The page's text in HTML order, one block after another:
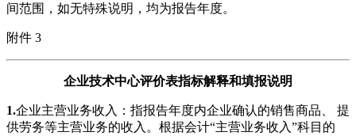
间范围，如无特殊说明，均为报告年度。
附件 3
企业技术中心评价表指标解释和填报说明
1.企业主营业务收入：指报告年度内企业确认的销售商品、 提
供劳务等主营业务的收入。根据会计“主营业务收入”科目的